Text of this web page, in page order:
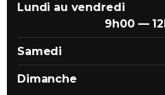
Lundi au vendredi
9h00 —
Samedi
Dimanche